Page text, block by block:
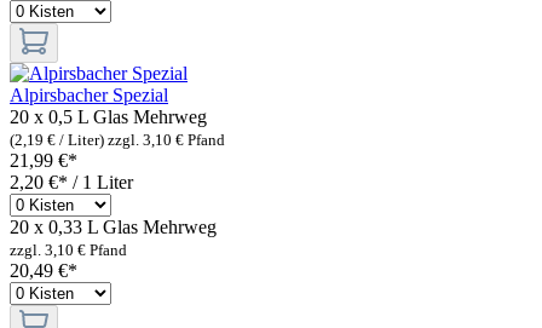
Alpirsbacher Spezial
20 x 0,5 L Glas Mehrweg
(2,19 € / Liter) zzgl. 3,10 € Pfand
21,99 €*
2,20 €* / 1 Liter
20 x 0,33 L Glas Mehrweg
zzgl. 3,10 € Pfand
20,49 €*